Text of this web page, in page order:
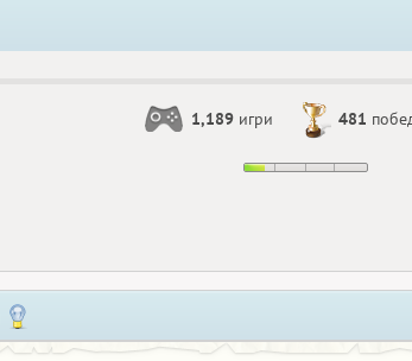
1,189 игри 481